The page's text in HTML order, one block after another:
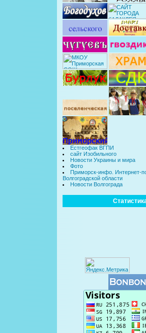
Естгеофак ВГПИ
сайт Изобильного
Новости Украины и мира
Фото
Приморск-инфо. Интернет-
Волгоградской области
Новости Волгограда